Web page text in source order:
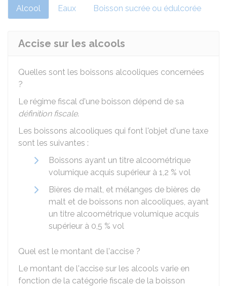
Alcool Eaux Boisson sucrée ou édulcorée
Accise sur les alcools
Quelles sont les boissons alcooliques concernées
?
Le régime fiscal d'une boisson dépend de sa
définition fiscale.
Les boissons alcooliques qui font l'objet d'une taxe
sont les suivantes :
Boissons ayant un titre alcoométrique
volumique acquis supérieur à 1,2 % vol
Bières de malt, et mélanges de bières de
malt et de boissons non alcooliques, ayant
un titre alcoométrique volumique acquis
supérieur à 0,5 % vol
Quel est le montant de l'accise ?
Le montant de l'accise sur les alcools varie en
fonction de la catégorie fiscale de la boisson